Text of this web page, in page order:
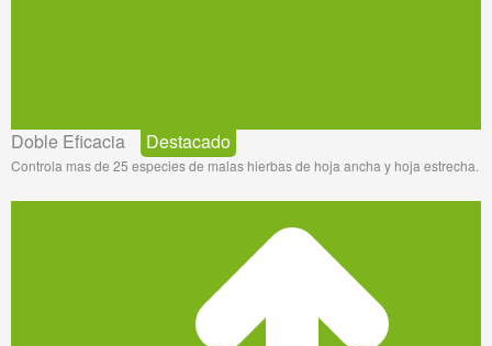
Doble Eficacia Destacado
Controla mas de 25 especies de malas hierbas de hoja ancha y hoja estrecha.